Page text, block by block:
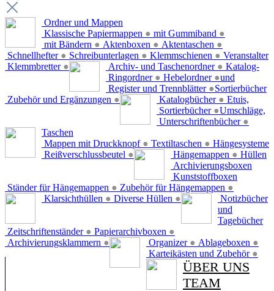
Ordner und Mappen
Klassische Papiermappen ● mit Gummiband ●
mit Bändern ● Aktenboxen ● Aktentaschen ●
Schnellhefter ● Schreibunterlagen ● Klemmschienen ●
Klemmbretter ●
Veranstalter
Archiv- und Taschenordner ●
Ringordner ● Hebelordner ●
Register und Trennblätter ●
Zubehör und Ergänzungen ●
Katalog-
und
Sortierbücher
Katalogbücher ●
Sortierbücher ●
Unterschriftenbücher ●
Etuis,
Umschläge,
Taschen
Mappen mit Druckknopf ● Textiltaschen ●
Reißverschlussbeutel ●
Hängesysteme
Hängemappen ●
Ständer für Hängemappen ● Zubehör für Hängemappen ●
Hüllen
Klarsichthüllen ● Diverse Hüllen ●
Archivierungsboxen
Zeitschriftenständer ● Papierarchivboxen ●
Archivierungsklammern ●
Kunststoffboxen
Organizer ● Ablageboxen ●
Karteikästen und Zubehör ●
Notizbücher
und
Tagebücher
ÜBER UNS
TEAM